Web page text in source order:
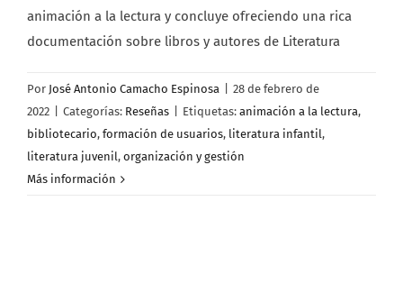
animación a la lectura y concluye ofreciendo una rica
documentación sobre libros y autores de Literatura
Por José Antonio Camacho Espinosa
28 de febrero de
2022
Categorías: Reseñas Etiquetas: animación a la lectura,
bibliotecario, formación de usuarios, literatura infantil,
literatura juvenil, organización y gestión
Más información